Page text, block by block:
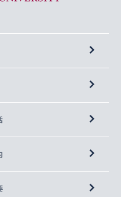
(SORW)